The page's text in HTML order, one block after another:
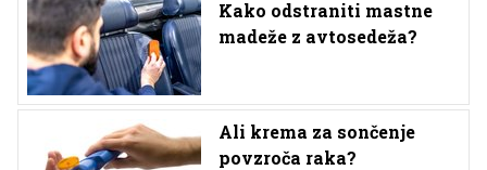
Kako odstraniti mastne
madeže z avtosedeža?
Ali krema za sončenje
povzroča raka?